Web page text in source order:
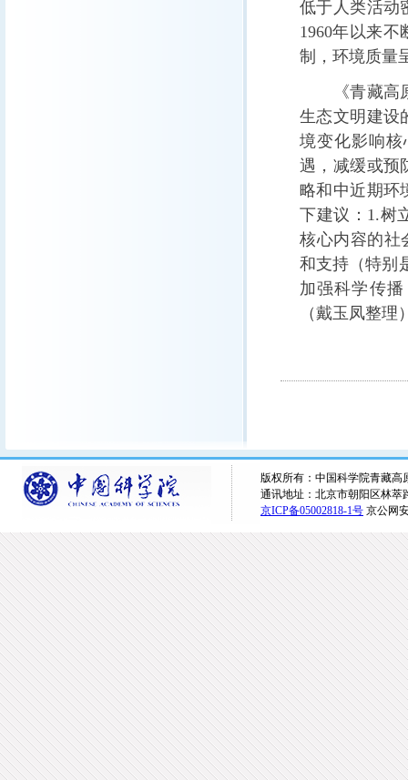
低于人类活动
1960年以来
制，环境质量
《青藏高原
生态文明建设
境变化影响
遇，减缓或预
略和中近期环
下建议：1.树
核心内容的社
和支持（特别
加强科学传
（戴玉凤整理
版权所有：中国科学院青藏高
通讯地址：北京市朝阳区林萃
京ICP备05002818-1号 京公网